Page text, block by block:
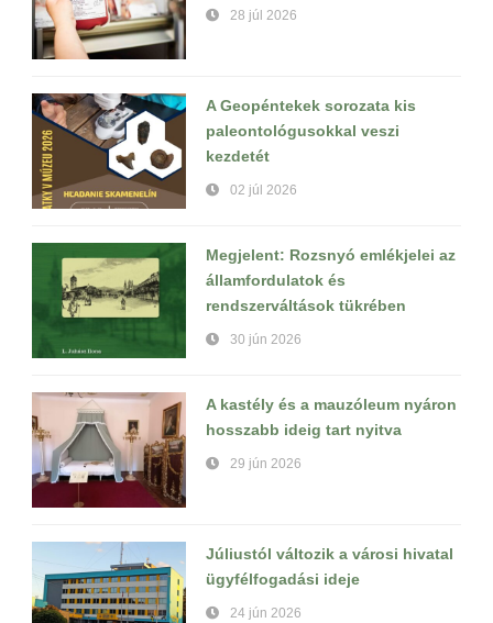
28 júl 2026
A Geopéntekek sorozata kis
paleontológusokkal veszi
kezdetét
02 júl 2026
Megjelent: Rozsnyó emlékjelei az
államfordulatok és
rendszerváltások tükrében
30 jún 2026
A kastély és a mauzóleum nyáron
hosszabb ideig tart nyitva
29 jún 2026
Júliustól változik a városi hivatal
ügyfélfogadási ideje
24 jún 2026